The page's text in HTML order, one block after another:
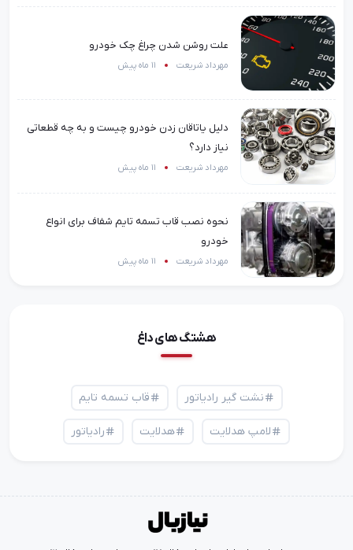
علت روشن شدن چراغ چک خودرو
مهرداد شریعت 11 ماه پیش
دلیل یاتاقان زدن خودرو چیست و به چه قطعاتی
نیاز دارد؟
مهرداد شریعت 11 ماه پیش
نحوه نصب قاب تسمه تایم شفاف برای انواع
خودرو
مهرداد شریعت 11 ماه پیش
هشتگ های داغ
نشت گیر رادیاتور قاب تسمه تایم
لامپ هدلایت هدلایت رادیاتور